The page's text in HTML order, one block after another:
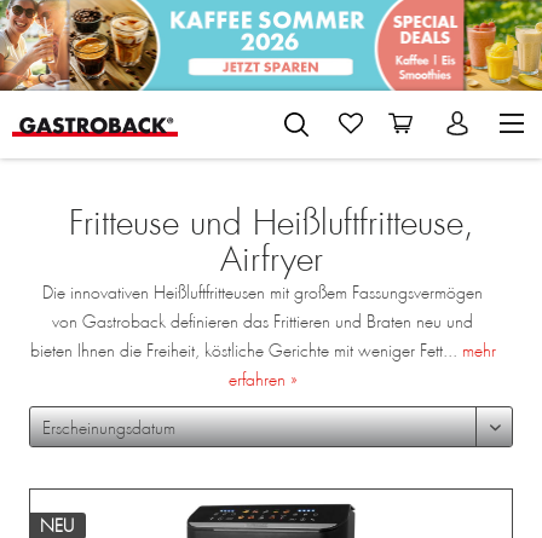
Fritteuse und Heißluftfritteuse,
Airfryer
Die innovativen Heißluftfritteusen mit großem Fassungsvermögen
von Gastroback definieren das Frittieren und Braten neu und
bieten Ihnen die Freiheit, köstliche Gerichte mit weniger Fett... mehr
erfahren »
NEU